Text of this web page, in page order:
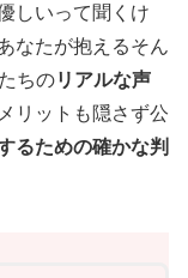
しいって聞くけ
なたが抱えるそん
ちのリアルな声
リットも隠さず公
るための確かな判